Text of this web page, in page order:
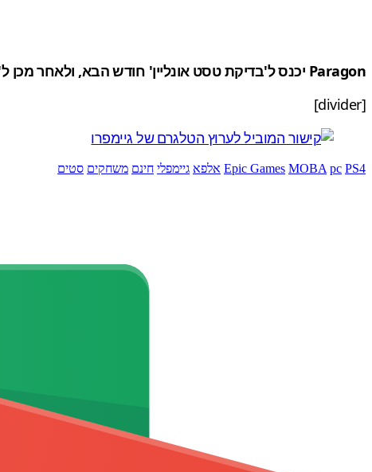
Paragon יכנס ל'בדיקת טסט אונליין' חודש הבא, ולאחר מכן ל'גישה מוקדמת' בתשלום באביב 2016, ולסיום בשלב 'בטא פתוחה' (חינמית) במחשב האישי וב־PS4.
[divider]
Epic Games MOBA pc PS4 אלפא גיימפלי חינם משחקים סטים